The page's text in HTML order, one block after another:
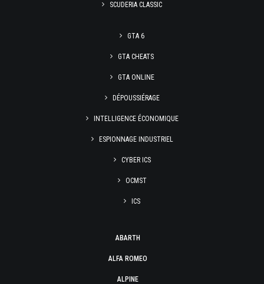
SCUDERIA CLASSIC
GTA 6
GTA CHEATS
GTA ONLINE
DÉPOUSSIÉRAGE
INTELLIGENCE ÉCONOMIQUE
ESPIONNAGE INDUSTRIEL
CYBER ICS
OCMST
ICS
ABARTH
ALFA ROMEO
ALPINE